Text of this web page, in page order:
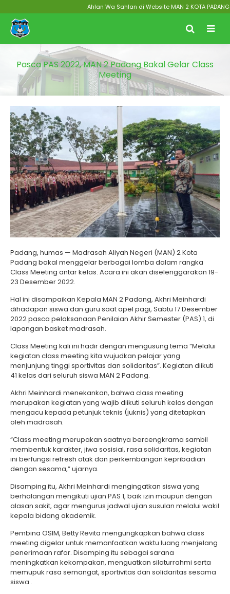
Ahlan Wa Sahlan di Website MAN 2 KOTA PADANG
Pasca PAS 2022, MAN 2 Padang Bakal Gelar Class
Meeting
Padang, humas — Madrasah Aliyah Negeri (MAN) 2 Kota
Padang bakal menggelar berbagai lomba dalam rangka
Class Meeting antar kelas. Acara ini akan diselenggarakan 19-
23 Desember 2022.
Hal ini disampaikan Kepala MAN 2 Padang, Akhri Meinhardi
dihadapan siswa dan guru saat apel pagi, Sabtu 17 Desember
2022 pasca pelaksanaan Penilaian Akhir Semester (PAS) 1, di
lapangan basket madrasah.
Class Meeting kali ini hadir dengan mengusung tema “Melalui
kegiatan class meeting kita wujudkan pelajar yang
menjunjung tinggi sportivitas dan solidaritas”. Kegiatan diikuti
41 kelas dari seluruh siswa MAN 2 Padang.
Akhri Meinhardi menekankan, bahwa class meeting
merupakan kegiatan yang wajib diikuti seluruh kelas dengan
mengacu kepada petunjuk teknis (juknis) yang ditetapkan
oleh madrasah.
“Class meeting merupakan saatnya bercengkrama sambil
membentuk karakter, jiwa sosisial, rasa solidaritas, kegiatan
ini berfungsi refresh otak dan perkembangan kepribadian
dengan sesama,” ujarnya.
Disamping itu, Akhri Meinhardi mengingatkan siswa yang
berhalangan mengikuti ujian PAS 1, baik izin maupun dengan
alasan sakit, agar mengurus jadwal ujian susulan melalui wakil
kepala bidang akademik.
Pembina OSIM, Betty Revita mengungkapkan bahwa class
meeting digelar untuk memanfaatkan waktu luang menjelang
penerimaan rafor. Disamping itu sebagai sarana
meningkatkan kekompakan, menguatkan silaturrahmi serta
memupuk rasa semangat, sportivitas dan solidaritas sesama
siswa .